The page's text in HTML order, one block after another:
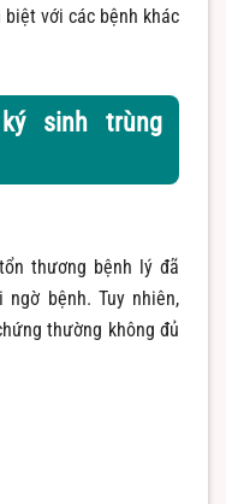
với các bệnh khác
sinh trùng
thương bệnh lý đã
bệnh. Tuy nhiên,
thường không đủ